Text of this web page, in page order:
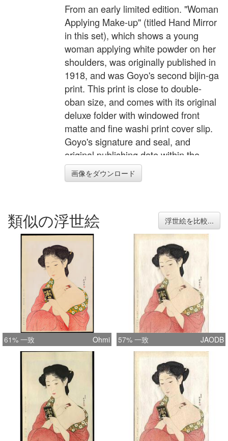
From an early limited edition. "Woman
Applying Make-up" (titled Hand Mirror
in this set), which shows a young
woman applying white powder on her
shoulders, was originally published in
1918, and was Goyo's second bijin-ga
print. This print is close to double-
oban size, and comes with its original
deluxe folder with windowed front
matte and fine washi print cover slip.
Goyo's signature and seal, and
original publishing date within the
image area; Publisher's seal in lower
left margin, also Suzuki printer and
Kimono" in large format, making a
total of 13 prints for this normally 12-
print set. The set is complete with
documentation (in Japanese) and
large canvas tatou album case. See
full details of this set here.
画像をダウンロード
類似の浮世絵 浮世絵を比較...
61% 一致 Ohmi 57% 一致 JAODB